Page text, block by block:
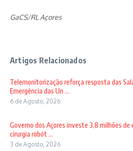
GaCS/RL Açores
Artigos Relacionados
Telemonitorização reforça resposta das
Emergência das Un ...
6 de Agosto, 2026
Governo dos Açores investe 3,8 milhões de
cirurgia robót ...
3 de Agosto, 2026